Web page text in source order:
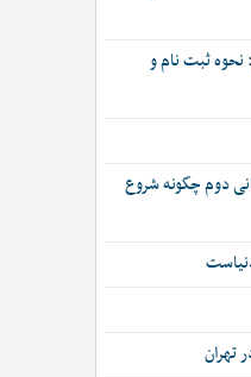
ثبت نام و
دوم چگونه شروع